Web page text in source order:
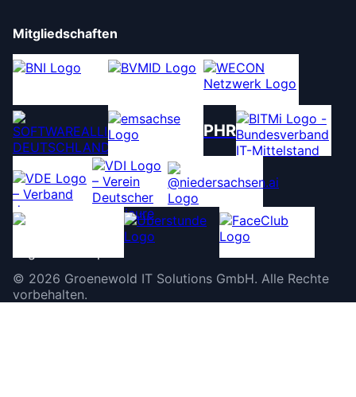
Mitgliedschaften
PHR
© 2026 Groenewold IT Solutions GmbH. Alle Rechte
vorbehalten.